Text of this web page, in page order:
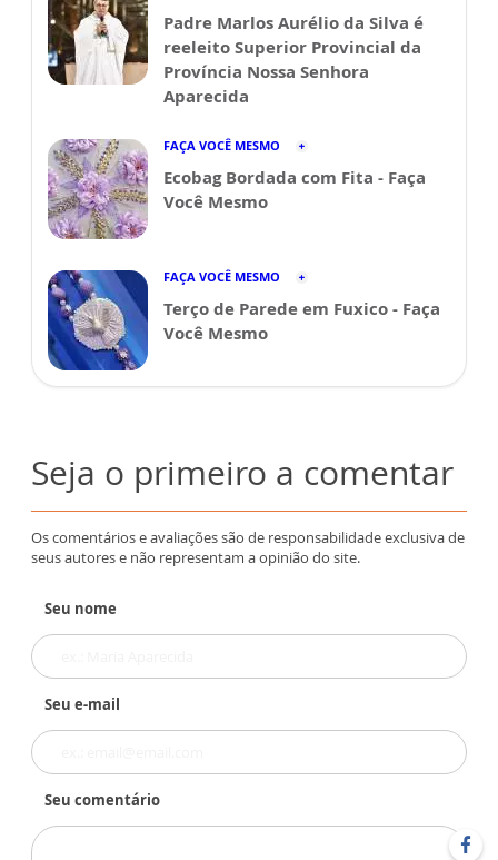
Padre Marlos Aurélio da Silva é
reeleito Superior Provincial da
Província Nossa Senhora
Aparecida
FAÇA VOCÊ MESMO
Ecobag Bordada com Fita - Faça
Você Mesmo
FAÇA VOCÊ MESMO
Terço de Parede em Fuxico - Faça
Você Mesmo
Seja o primeiro a comentar
Os comentários e avaliações são de responsabilidade exclusiva de
seus autores e não representam a opinião do site.
Seu nome
Seu e-mail
Seu comentário